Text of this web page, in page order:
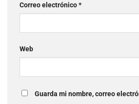
Correo electrónico*
Web
Guarda mi nombre, correo